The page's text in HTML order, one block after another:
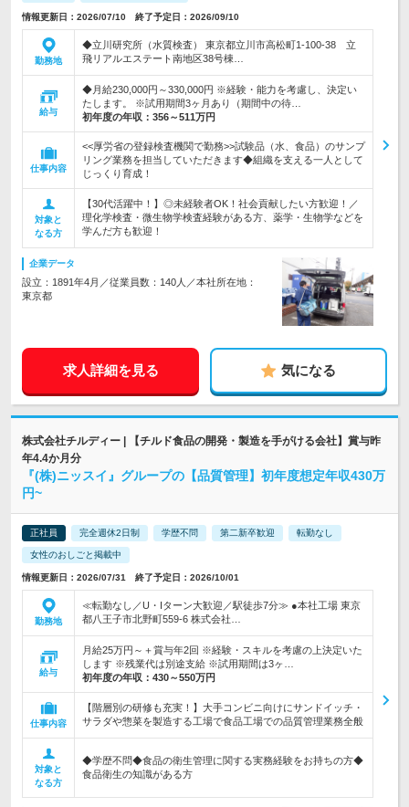
情報更新日：2026/07/10 終了予定日：2026/09/10
勤務地
◆立川研究所（水質検査） 東京都立川市高松町1-100-38 立
飛リアルエステート南地区38号棟…
給与
◆月給230,000円～330,000円 ※経験・能力を考慮し、決定い
たします。 ※試用期間3ヶ月あり（期間中の待…
初年度の年収： 356～511万円
仕事内容
<<厚労省の登録検査機関で勤務>>試験品（水、食品）のサンプ
リング業務を担当していただきます◆組織を支える一人として
じっくり育成！
対象と
なる方
【30代活躍中！】◎未経験者OK！社会貢献したい方歓迎！／
理化学検査・微生物学検査経験がある方、薬学・生物学などを
学んだ方も歓迎！
企業データ
設立：1891年4月／従業員数：140人／本社所在地：
東京都
求人詳細を見る 気になる
株式会社チルディー | 【チルド食品の開発・製造を手がける会社】賞与昨
年4.4か月分
『(株)ニッスイ』グループの【品質管理】初年度想定年収430万
円~
正社員 完全週休2日制 学歴不問 第二新卒歓迎 転勤なし
女性のおしごと掲載中
情報更新日：2026/07/31 終了予定日：2026/10/01
勤務地
≪転勤なし／U・Iターン大歓迎／駅徒歩7分≫ ●本社工場 東京
都八王子市北野町559-6 株式会社…
給与
月給25万円～＋賞与年2回 ※経験・スキルを考慮の上決定いた
します ※残業代は別途支給 ※試用期間は3ヶ…
初年度の年収： 430～550万円
仕事内容
【階層別の研修も充実！】大手コンビニ向けにサンドイッチ・
サラダや惣菜を製造する工場で食品工場での品質管理業務全般
対象と
なる方
◆学歴不問◆食品の衛生管理に関する実務経験をお持ちの方◆
食品衛生の知識がある方